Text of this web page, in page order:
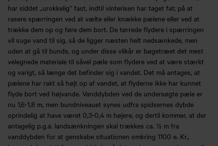
har siddet „urokkelig“ fast, indtil vinterisen har taget fat; på at
rasere spærringen ved at vælte eller knække pælene eller ved at
trække dem op og føre dem bort. De tørrede flydere i spærringen
vil suge vand til sig, så de ligger næsten helt nedsænkede, men
uden at gå til bunds, og under disse vilkår er bøgetræet det mest
velegnede materiale til såvel pæle som flydere ved at være stærkt
og varigt, så længe det befinder sig i vandet. Det må antages, at
pælene har rakt så højt op af vandet, at flyderne ikke har kunnet
flyde bort ved højvande. Vanddybden ved de undersøgte pæle er
nu 1,6-1,8 m, men bundniveauet synes udfra spidsernes dybde
oprindelig at have været 0,3-0,4 m højere, og dertil kommer, at der
antagelig p.g.a. landsænkningen skal trækkes ca. ½ m fra
vanddybden for at genskabe situationen omkring 1100 e. Kr.,